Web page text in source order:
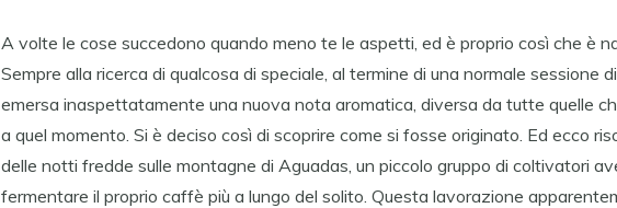
A volte le cose succedono quando meno te le aspetti, ed è proprio così che è
Sempre alla ricerca di qualcosa di speciale, al termine di una normale sessione
emersa inaspettatamente una nuova nota aromatica, diversa da tutte quelle
a quel momento. Si è deciso così di scoprire come si fosse originato. Ed ecco
delle notti fredde sulle montagne di Aguadas, un piccolo gruppo di coltivatori
fermentare il proprio caffè più a lungo del solito. Questa lavorazione